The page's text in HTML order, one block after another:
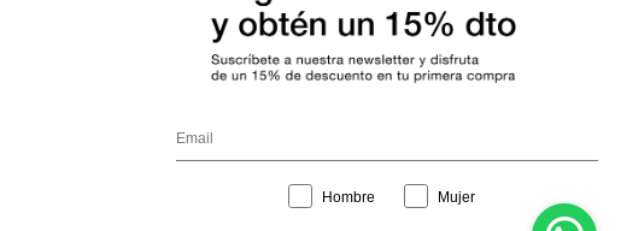
InterestHombre Mujer